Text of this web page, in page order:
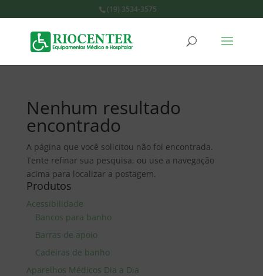
(19) 3534-3575
Nenhum resultado
encontrado
A página que você solicitou não foi encontrada.
Tente refinar sua pesquisa, ou use a navegação
acima para localizar a postagem.
Produtos
Acessibilidade
Bancos para banho
Barras de apoio
Cadeiras de banho
Aparelhos Médicos Dia a Dia